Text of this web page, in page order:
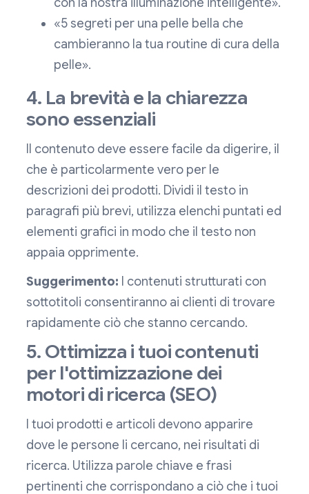
«5 segreti per una pelle bella che
cambieranno la tua routine di cura della
pelle».
4. La brevità e la chiarezza
sono essenziali
Il contenuto deve essere facile da digerire, il
che è particolarmente vero per le
descrizioni dei prodotti. Dividi il testo in
paragrafi più brevi, utilizza elenchi puntati ed
elementi grafici in modo che il testo non
appaia opprimente.
Suggerimento: I contenuti strutturati con
sottotitoli consentiranno ai clienti di trovare
rapidamente ciò che stanno cercando.
5. Ottimizza i tuoi contenuti
per l'ottimizzazione dei
motori di ricerca (SEO)
I tuoi prodotti e articoli devono apparire
dove le persone li cercano, nei risultati di
ricerca. Utilizza parole chiave e frasi
pertinenti che corrispondano a ciò che i tuoi